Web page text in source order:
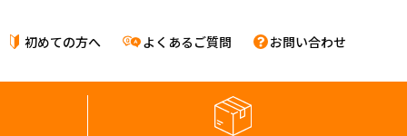
初めての方へ よくあるご質問 お問い合わせ